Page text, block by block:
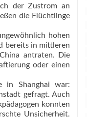
der Zustrom an
die Flüchtlinge
hohen
bereits in mittleren
antraten. Die
oder einen
in Shanghai war:
gefragt. Auch
konnten
Unsicherheit.